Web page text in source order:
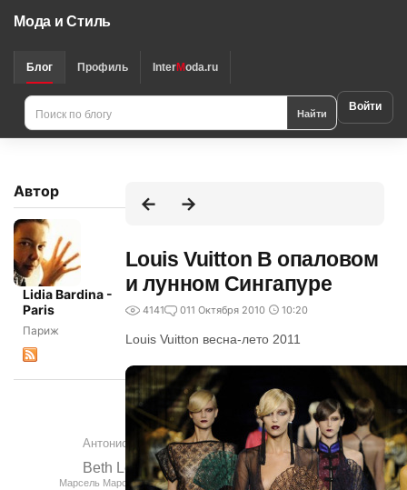
Мода и Стиль
Блог Профиль InterModa.ru
Найти Войти
Автор
Lidia Bardina -
Paris
Париж
Beth Levine
Антонио Марраса
Марсель Маронжу [
Louis Vuitton В опаловом
и лунном Сингапуре
4141 011 Октября 2010 10:20
Louis Vuitton весна-лето 2011